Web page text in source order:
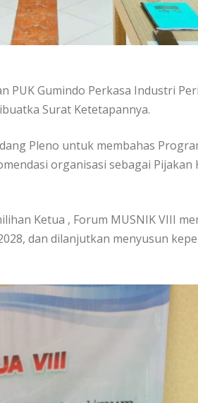
Gumindo Perkasa Industri
Surat Ketetapannya.
Pleno untuk membahas
organisasi sebagai
Ketua , Forum MUSNIK VIII
dan dilanjutkan menyusun